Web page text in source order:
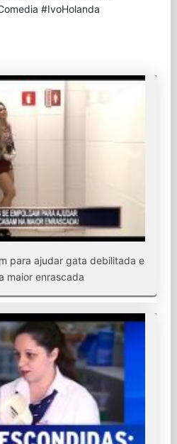
#IvoHolanda
para ajudar gata debilitada e
maior enrascada